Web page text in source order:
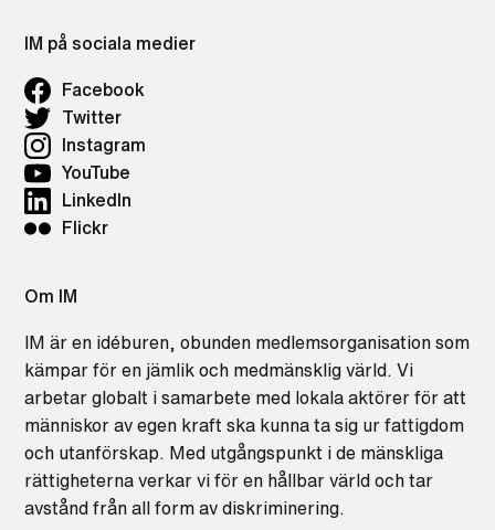
IM på sociala medier
Facebook
Twitter
Instagram
YouTube
LinkedIn
Flickr
Om IM
IM är en idéburen, obunden medlemsorganisation som
kämpar för en jämlik och medmänsklig värld. Vi
arbetar globalt i samarbete med lokala aktörer för att
människor av egen kraft ska kunna ta sig ur fattigdom
och utanförskap. Med utgångspunkt i de mänskliga
rättigheterna verkar vi för en hållbar värld och tar
avstånd från all form av diskriminering.